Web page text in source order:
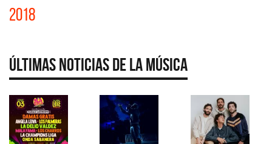
2018
Últimas Noticias de la Música